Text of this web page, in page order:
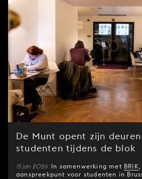
De Munt opent zijn
studenten tijdens de blok
15 jan 2026 In samenwerking met BRIK
aanspreekpunt voor studenten in